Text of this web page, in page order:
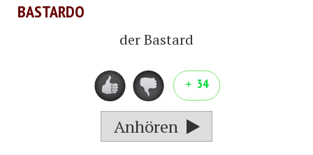
BASTARDO
der Bastard
34
Anhören